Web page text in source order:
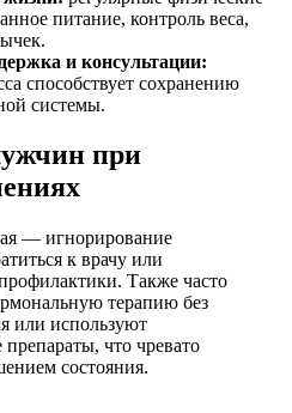
питание, контроль веса,
и консультации:
способствует сохранению
системы.
при
— игнорирование
к врачу или
Также часто
терапию без
или используют
что чревато
состояния.